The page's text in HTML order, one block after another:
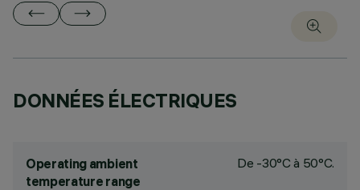
DONNÉES ÉLECTRIQUES
Operating ambient
temperature range
De -30°C à 50°C.